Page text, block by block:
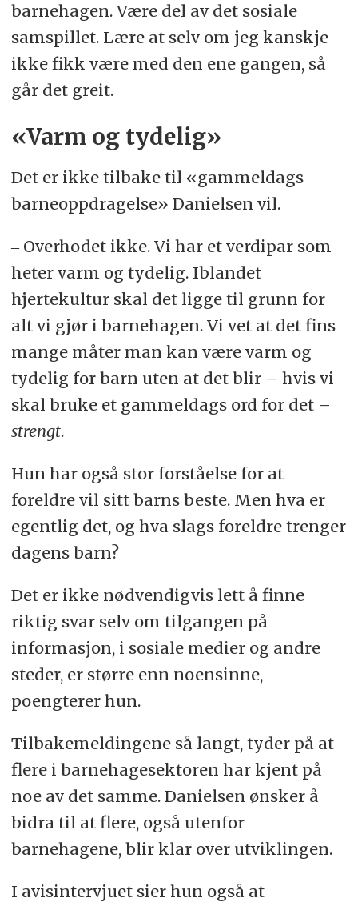
barnehagen. Være del av det sosiale
samspillet. Lære at selv om jeg kanskje
ikke fikk være med den ene gangen, så
går det greit.
«Varm og tydelig»
Det er ikke tilbake til «gammeldags
barneoppdragelse» Danielsen vil.
‒ Overhodet ikke. Vi har et verdipar som
heter varm og tydelig. Iblandet
hjertekultur skal det ligge til grunn for
alt vi gjør i barnehagen. Vi vet at det fins
mange måter man kan være varm og
tydelig for barn uten at det blir – hvis vi
skal bruke et gammeldags ord for det –
strengt.
Hun har også stor forståelse for at
foreldre vil sitt barns beste. Men hva er
egentlig det, og hva slags foreldre trenger
dagens barn?
Det er ikke nødvendigvis lett å finne
riktig svar selv om tilgangen på
informasjon, i sosiale medier og andre
steder, er større enn noensinne,
poengterer hun.
Tilbakemeldingene så langt, tyder på at
flere i barnehagesektoren har kjent på
noe av det samme. Danielsen ønsker å
bidra til at flere, også utenfor
barnehagene, blir klar over utviklingen.
I avisintervjuet sier hun også at